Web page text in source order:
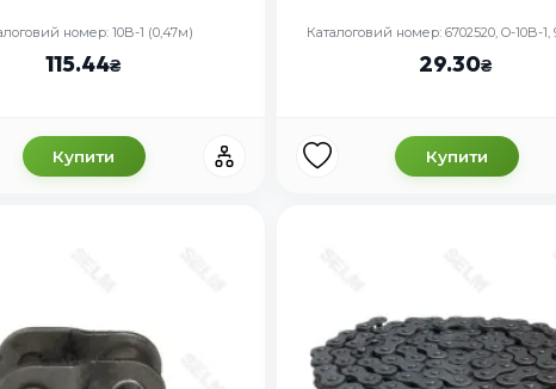
номер: 10B-1 (0,47м)
115.44
Купити
Каталоговий номер: 6702520, O-10B-1,
29.30
Купити